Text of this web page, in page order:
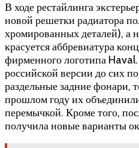
В ходе рестайлинга
новой решетки радиатора
хромированных деталей), а
красуется аббревиатура
фирменного логотипа
российской версии до сих
раздельные задние фонари,
прошлом году их
перемычкой. Кроме того,
получила новые варианты